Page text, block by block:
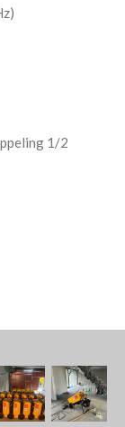
1/2